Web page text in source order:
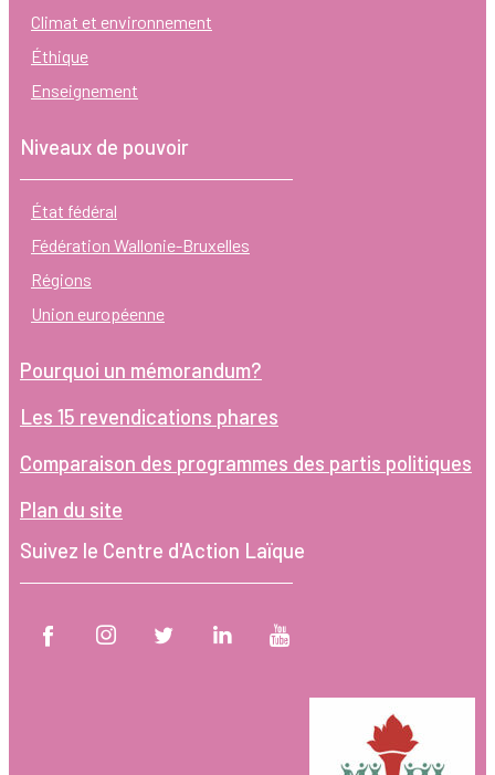
Climat et environnement
Éthique
Enseignement
Niveaux de pouvoir
État fédéral
Fédération Wallonie-Bruxelles
Régions
Union européenne
Pourquoi un mémorandum?
Les 15 revendications phares
Comparaison des programmes des partis politiques
Plan du site
Suivez le Centre d'Action Laïque